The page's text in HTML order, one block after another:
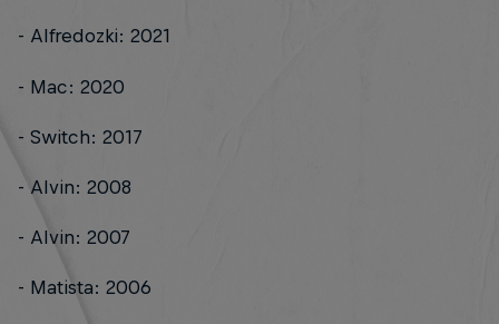
- Alfredozki: 2021
- Mac: 2020
- Switch: 2017
- Alvin: 2008
- Alvin: 2007
- Matista: 2006